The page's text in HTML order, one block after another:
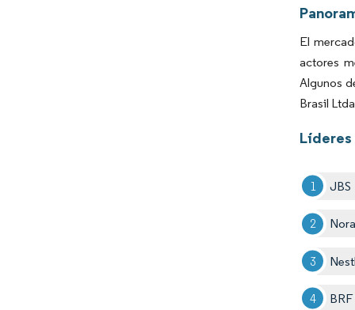
El
actores
Algunos
Brasil
Líderes
JBS
BRF